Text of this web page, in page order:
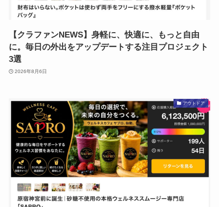
【クラファンNEWS】身軽に、快適に、もっと自由
に。毎日の外出をアップデートする注目プロジェクト
3選
2026年8月6日
アウトドア